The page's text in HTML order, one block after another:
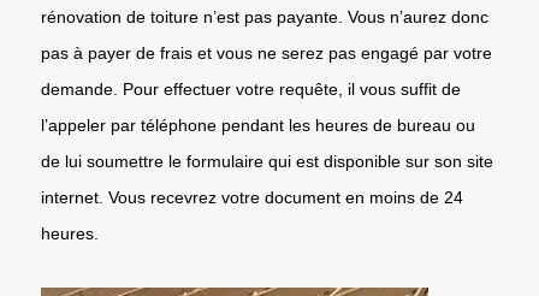
rénovation de toiture n’est pas payante. Vous n’aurez donc
pas à payer de frais et vous ne serez pas engagé par votre
demande. Pour effectuer votre requête, il vous suffit de
l’appeler par téléphone pendant les heures de bureau ou
de lui soumettre le formulaire qui est disponible sur son site
internet. Vous recevrez votre document en moins de 24
heures.